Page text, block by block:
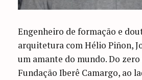
Engenheiro de formação e
arquitetura com Hélio Piñon,
um amante do mundo. Do
Fundação Iberê Camargo, ao